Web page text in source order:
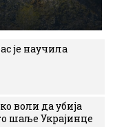
је научила
воли да убија
шаље Украјинце